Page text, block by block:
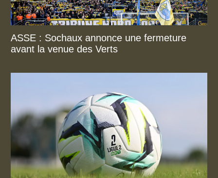
ASSE : Sochaux annonce une fermeture
avant la venue des Verts